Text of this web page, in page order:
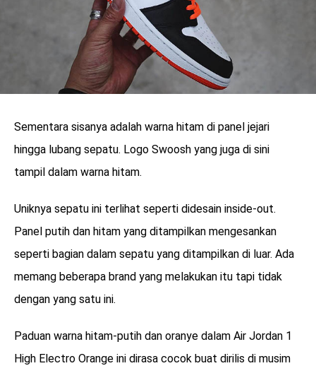
Sementara sisanya adalah warna hitam di panel jejari
hingga lubang sepatu. Logo Swoosh yang juga di sini
tampil dalam warna hitam.
Uniknya sepatu ini terlihat seperti didesain inside-out.
Panel putih dan hitam yang ditampilkan mengesankan
seperti bagian dalam sepatu yang ditampilkan di luar. Ada
memang beberapa brand yang melakukan itu tapi tidak
dengan yang satu ini.
Paduan warna hitam-putih dan oranye dalam Air Jordan 1
High Electro Orange ini dirasa cocok buat dirilis di musim